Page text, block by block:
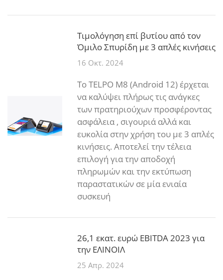
Τιμολόγηση επί βυτίου από τον
Όμιλο Σπυρίδη με 3 απλές κινήσεις
16 Οκτ. 2024
To TELPO M8 (Android 12) έρχεται
να καλύψει πλήρως τις ανάγκες
των πρατηριούχων προσφέροντας
ασφάλεια , σιγουριά αλλά και
ευκολία στην χρήση του με 3 απλές
κινήσεις. Αποτελεί την τέλεια
επιλογή για την αποδοχή
πληρωμών και την εκτύπωση
παραστατικών σε μία ενιαία
συσκευή
26,1 εκατ. ευρώ EBITDA 2023 για
την ΕΛΙΝΟΙΛ
25 Απρ. 2024